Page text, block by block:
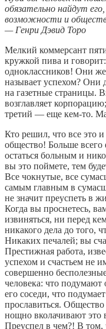
обязательно найдут
возможности и
— Генри Дэвид Торо
Мелкий коммерсант
кружкой пива и
одноклассников! Они
называет успехом? Они
на газетные страницы.
возглавляет
третий — еще кем-то.
Кто решил, что все это
общество! Больше всего
остаться больным и
вы это поймете, тем
Все чокнутые, все
самым главным в
не значит преуспеть в
Когда вы проснетесь,
извиняться, ни перед
никакого дела до того,
Никаких печалей; вы
Престижная работа,
успехом и счастьем не
совершенно
человека: что
его соседи, что
прославиться.
нощно вколачивают это
Преуспел в чем?! В том,